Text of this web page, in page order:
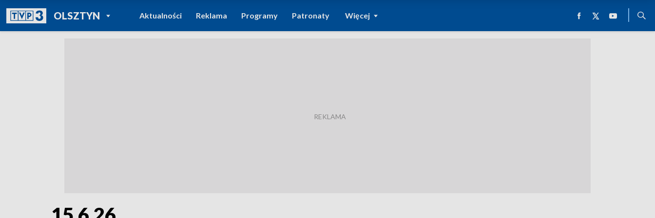
OLSZTYNPOWRÓT DO
TVP REGIONY
Aktualności Reklama Programy Patronaty Więcej